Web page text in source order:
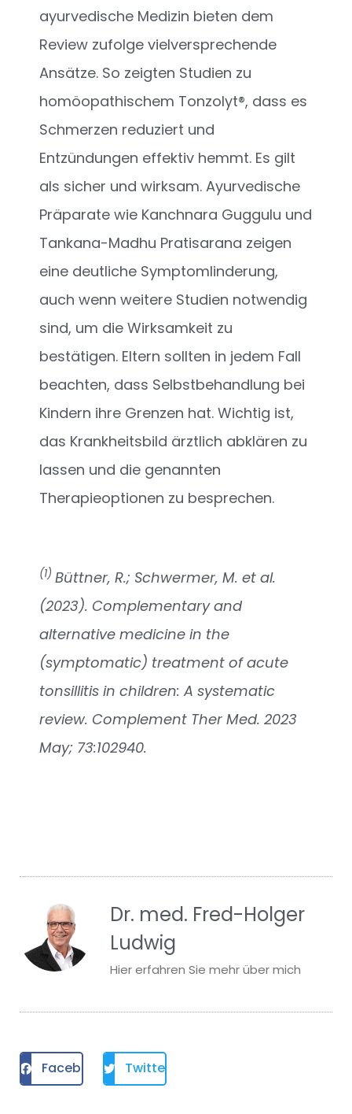
ayurvedische Medizin bieten dem
Review zufolge vielversprechende
Ansätze. So zeigten Studien zu
homöopathischem Tonzolyt®, dass es
Schmerzen reduziert und
Entzündungen effektiv hemmt. Es gilt
als sicher und wirksam. Ayurvedische
Präparate wie Kanchnara Guggulu und
Tankana-Madhu Pratisarana zeigen
eine deutliche Symptomlinderung,
auch wenn weitere Studien notwendig
sind, um die Wirksamkeit zu
bestätigen. Eltern sollten in jedem Fall
beachten, dass Selbstbehandlung bei
Kindern ihre Grenzen hat. Wichtig ist,
das Krankheitsbild ärztlich abklären zu
lassen und die genannten
Therapieoptionen zu besprechen.
(1) Büttner, R.; Schwermer, M. et al.
(2023). Complementary and
alternative medicine in the
(symptomatic) treatment of acute
tonsillitis in children: A systematic
review. Complement Ther Med. 2023
May; 73:102940.
Dr. med. Fred-Holger
Ludwig
Hier erfahren Sie mehr über mich
Facebook Twitter